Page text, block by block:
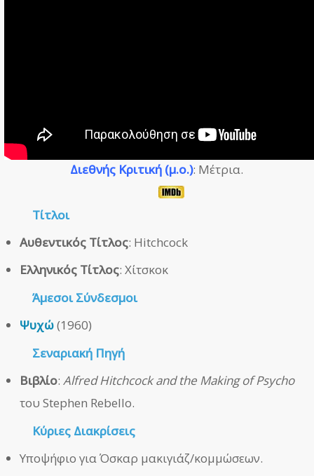
Διεθνής Κριτική (μ.ο.): Μέτρια.
Τίτλοι
Αυθεντικός Τίτλος: Hitchcock
Ελληνικός Τίτλος: Χίτσκοκ
ΆμεσοιΣύνδεσμοι
Ψυχώ(1960)
Σεναριακή Πηγή
Βιβλίο:Alfred Hitchcock and the Making of Psycho
του Stephen Rebello.
Κύριες Διακρίσεις
Υποψήφιο για Όσκαρ μακιγιάζ/κομμώσεων.